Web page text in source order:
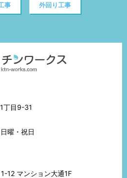
事 外回り工事
丁目9-31
曜・祝日
12 マンション大通1F